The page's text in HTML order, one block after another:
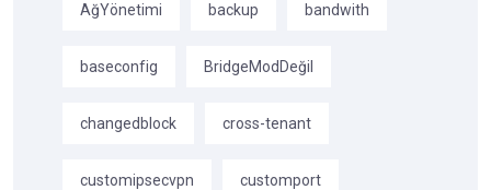
AğYönetimi backup bandwith
baseconfig BridgeModDeğil
changedblock cross-tenant
customipsecvpn customport